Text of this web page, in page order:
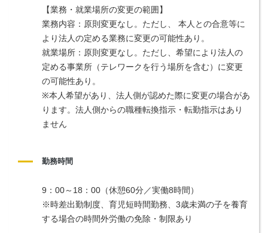
【業務・就業場所の変更の範囲】
業務内容：原則変更なし。ただし、 本人との合意等に
より法人の定める業務に変更の可能性あり。
就業場所：原則変更なし。ただし、希望により法人の
定める事業所（テレワークを行う場所を含む）に変更
の可能性あり。
※本人希望があり、法人側が認めた際に変更の場合があ
ります。法人側からの職種転換指示・転勤指示はあり
ません
勤務時間
9：00～18：00（休憩60分／実働8時間）
※時差出勤制度、育児短時間勤務、3歳未満の子を養育
する場合の時間外労働の免除・制限あり